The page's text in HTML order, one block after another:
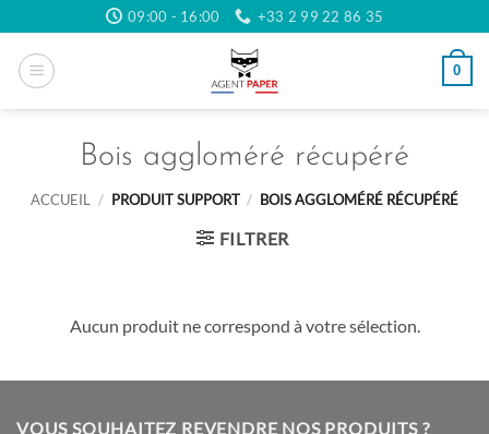
au
contenu
09:00 - 16:00 +33 2 99 22 86 35
0
Bois aggloméré récupéré
ACCUEIL / PRODUIT SUPPORT / BOIS AGGLOMÉRÉ RÉCUPÉRÉ
FILTRER
Aucun produit ne correspond à votre sélection.
VOUS SOUHAITEZ REVENDRE NOS PRODUITS ?